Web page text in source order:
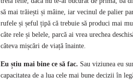
să mai trăiești și mâine, iar vecinul de palier
rufele și șeful țipă că trebuie să produci mai
câte rele și belele, parcă ai vrea urechea
câteva mișcări de viață înainte.
Eu știu mai bine ce să fac. Sau viziunea eu
capacitatea de a lua cele mai bune decizii în